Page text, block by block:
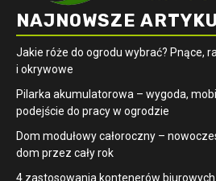
NAJNOWSZE
Jakie róże do ogrodu wybrać? Pnące,
i okrywowe
Pilarka akumulatorowa – wygoda,
podejście do pracy w ogrodzie
Dom modułowy całoroczny –
dom przez cały rok
4 zastosowania kontenerów